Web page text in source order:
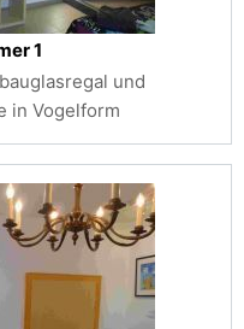
1
und
in Vogelform